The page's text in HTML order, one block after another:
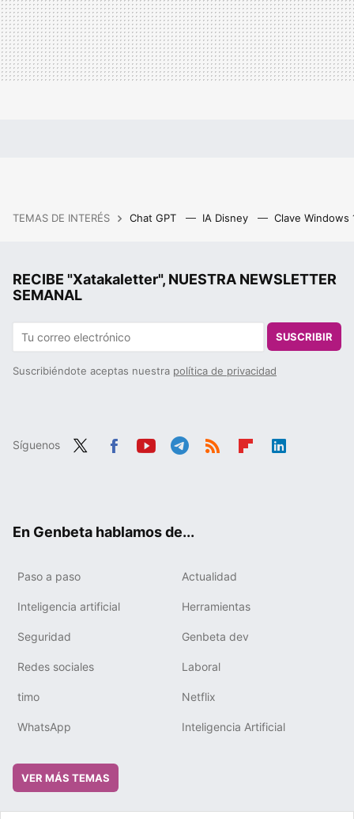
TEMAS DE INTERÉS Chat GPT IA Disney Clave Windows
RECIBE "Xatakaletter", NUESTRA NEWSLETTER
SEMANAL
SUSCRIBIR
Suscribiéndote aceptas nuestra política de privacidad
Síguenos
En Genbeta hablamos de...
Paso a paso Actualidad
Inteligencia artificial Herramientas
Seguridad Genbeta dev
Redes sociales Laboral
timo Netflix
WhatsApp Inteligencia Artificial
VER MÁS TEMAS